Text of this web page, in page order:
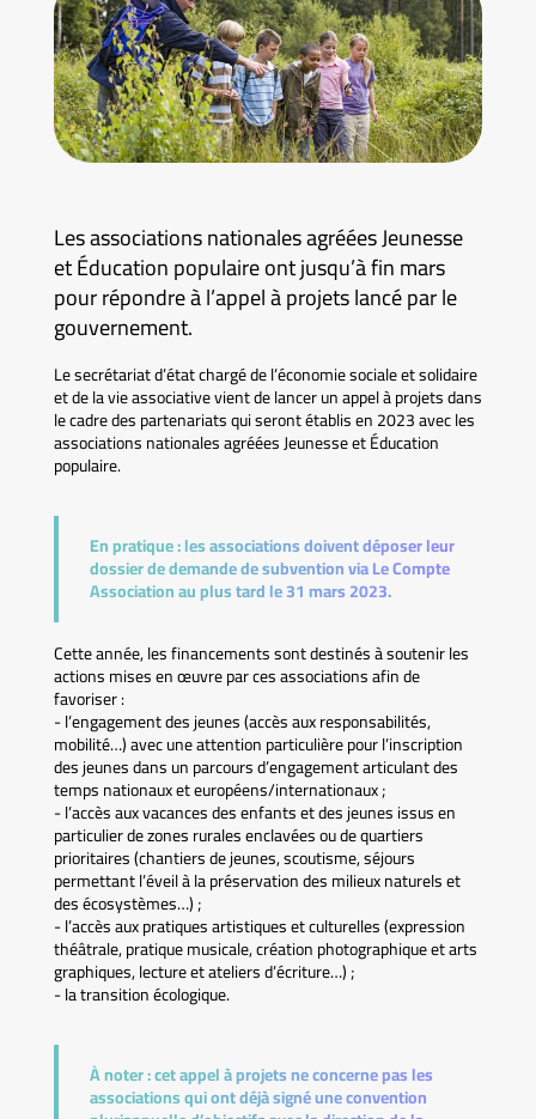
Les associations nationales agréées Jeunesse
et Éducation populaire ont jusqu’à fin mars
pour répondre à l’appel à projets lancé par le
gouvernement.
Le secrétariat d’état chargé de l’économie sociale et solidaire
et de la vie associative vient de lancer un appel à projets dans
le cadre des partenariats qui seront établis en 2023 avec les
associations nationales agréées Jeunesse et Éducation
populaire.
En pratique :les associations doivent déposer leur
dossier de demande de subvention via Le Compte
Association au plus tard le 31 mars 2023.
Cette année, les financements sont destinés à soutenir les
actions mises en œuvre par ces associations afin de
favoriser :
- l’engagement des jeunes (accès aux responsabilités,
mobilité…) avec une attention particulière pour l’inscription
des jeunes dans un parcours d’engagement articulant des
temps nationaux et européens/internationaux ;
- l’accès aux vacances des enfants et des jeunes issus en
particulier de zones rurales enclavées ou de quartiers
prioritaires (chantiers de jeunes, scoutisme, séjours
permettant l’éveil à la préservation des milieux naturels et
des écosystèmes…) ;
- l’accès aux pratiques artistiques et culturelles (expression
théâtrale, pratique musicale, création photographique et arts
graphiques, lecture et ateliers d’écriture…) ;
- la transition écologique.
À noter :cet appel à projets ne concerne pas les
associations qui ont déjà signé une convention